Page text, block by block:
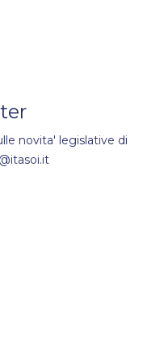
novita' legislative di